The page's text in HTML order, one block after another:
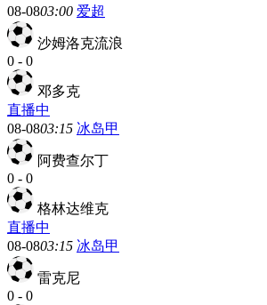
08-0803:00 爱超
沙姆洛克流浪
0 - 0
邓多克
直播中
08-0803:15 冰岛甲
阿费查尔丁
0 - 0
格林达维克
直播中
08-0803:15 冰岛甲
雷克尼
0 - 0